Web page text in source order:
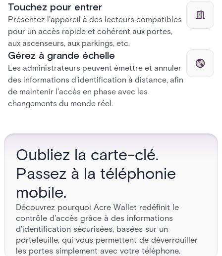
Touchez pour entrer
Présentez l'appareil à des lecteurs compatibles
pour un accès rapide et cohérent aux portes,
aux ascenseurs, aux parkings, etc.
Gérez à grande échelle
Les administrateurs peuvent émettre et annuler
des informations d'identification à distance, afin
de maintenir l'accès en phase avec les
changements du monde réel.
Oubliez la carte-clé.
Passez à la téléphonie
mobile.
Découvrez pourquoi Acre Wallet redéfinit le
contrôle d'accès grâce à des informations
d'identification sécurisées, basées sur un
portefeuille, qui vous permettent de déverrouiller
les portes simplement avec votre téléphone.